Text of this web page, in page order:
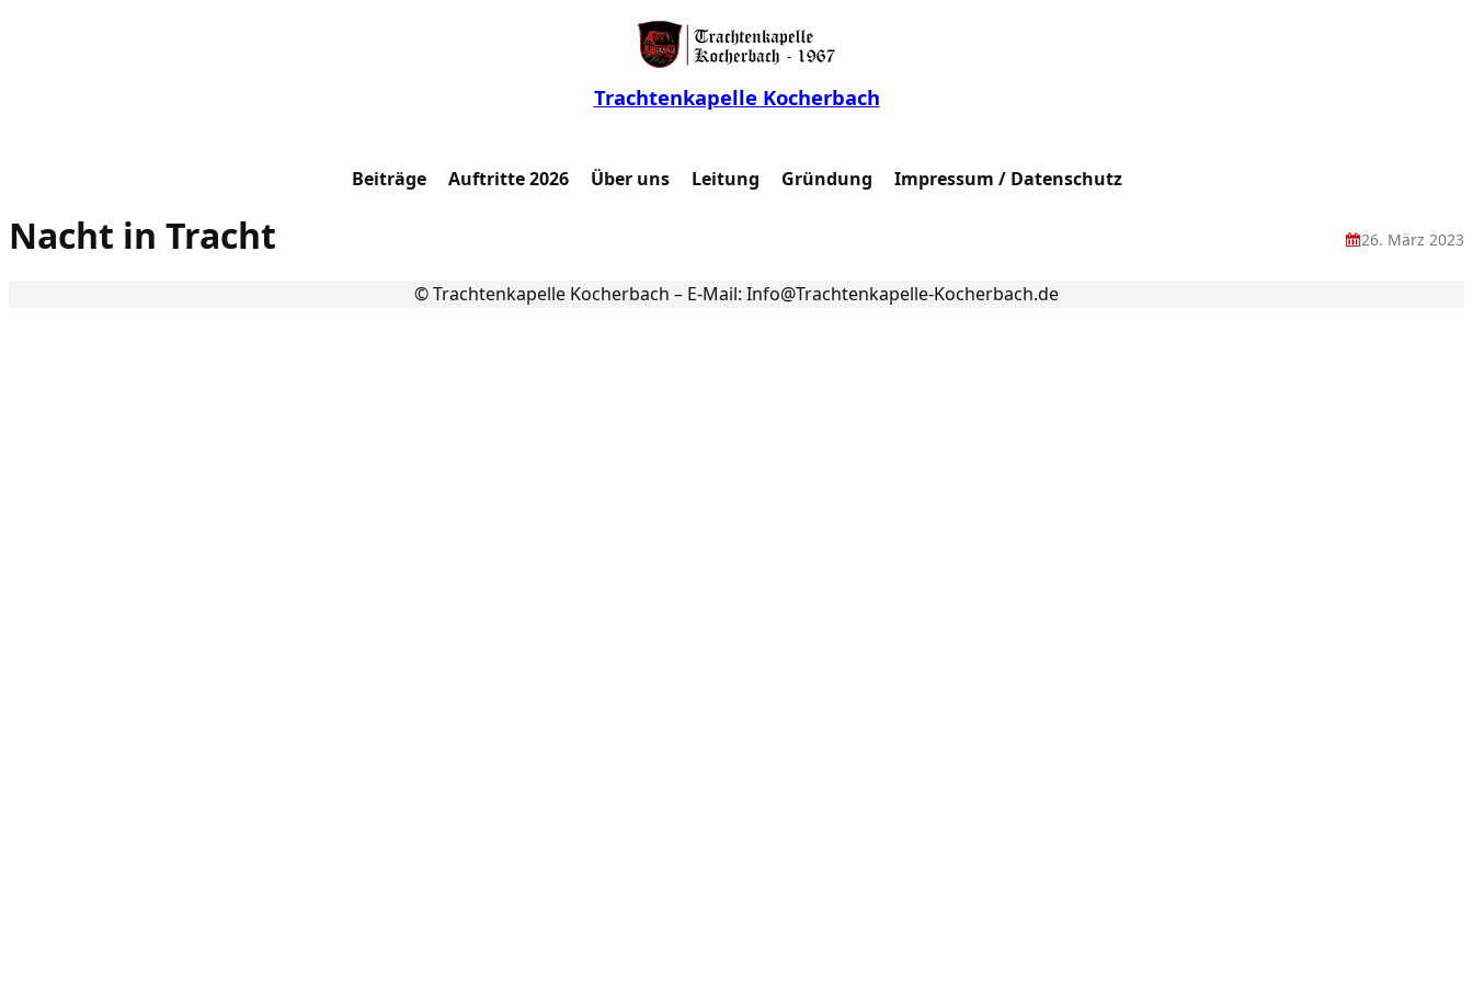
Trachtenkapelle Kocherbach
Beiträge Auftritte 2026 Über uns Leitung Gründung Impressum / Datenschutz
Nacht in Tracht 26. März 2023
© Trachtenkapelle Kocherbach – E-Mail: Info@Trachtenkapelle-Kocherbach.de